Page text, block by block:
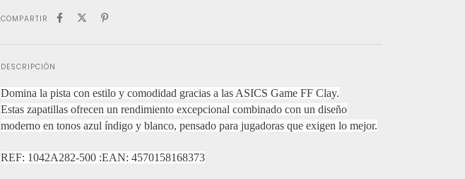
COMPARTIR
DESCRIPCIÓN
Domina la pista con estilo y comodidad gracias a las ASICS Game FF Clay.
Estas zapatillas ofrecen un rendimiento excepcional combinado con un diseño
moderno en tonos azul índigo y blanco, pensado para jugadoras que exigen lo mejor.
REF: 1042A282-500 :EAN: 4570158168373